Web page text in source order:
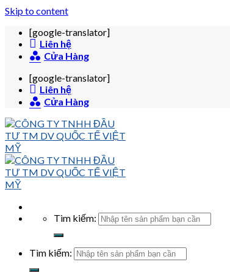
Skip to content
[google-translator]
Liên hệ
Cửa Hàng
[google-translator]
Liên hệ
Cửa Hàng
Tìm kiếm:
Tìm kiếm: